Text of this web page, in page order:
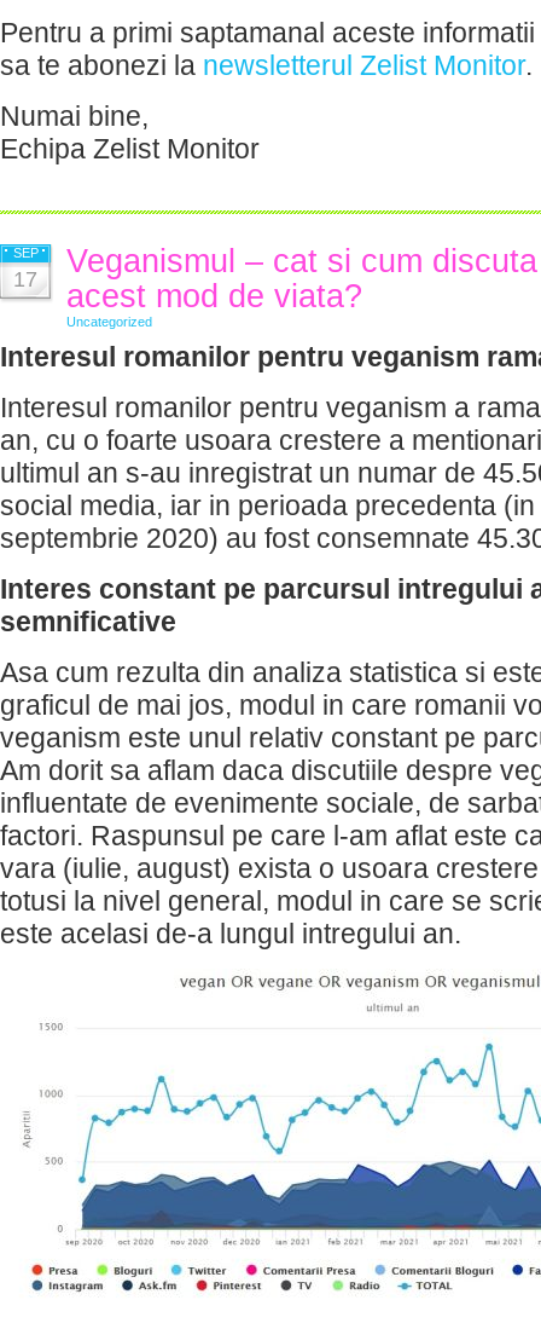
Pentru a primi saptamanal aceste
sa te abonezi la newsletterul Zelist Monitor.
Numai bine,
Echipa Zelist Monitor
SEP
17
Veganismul – cat si cum
acest mod de viata?
Uncategorized
Interesul romanilor pentru veganism
Interesul romanilor pentru veganism a
an, cu o foarte usoara crestere a
ultimul an s-au inregistrat un numar de
social media, iar in perioada precedenta
septembrie 2020) au fost consemnate
Interes constant pe parcursul intregului
semnificative
Asa cum rezulta din analiza statistica si
graficul de mai jos, modul in care romanii
veganism este unul relativ constant pe
Am dorit sa aflam daca discutiile despre
influentate de evenimente sociale, de
factori. Raspunsul pe care l-am aflat este
vara (iulie, august) exista o usoara
totusi la nivel general, modul in care se
este acelasi de-a lungul intregului an.